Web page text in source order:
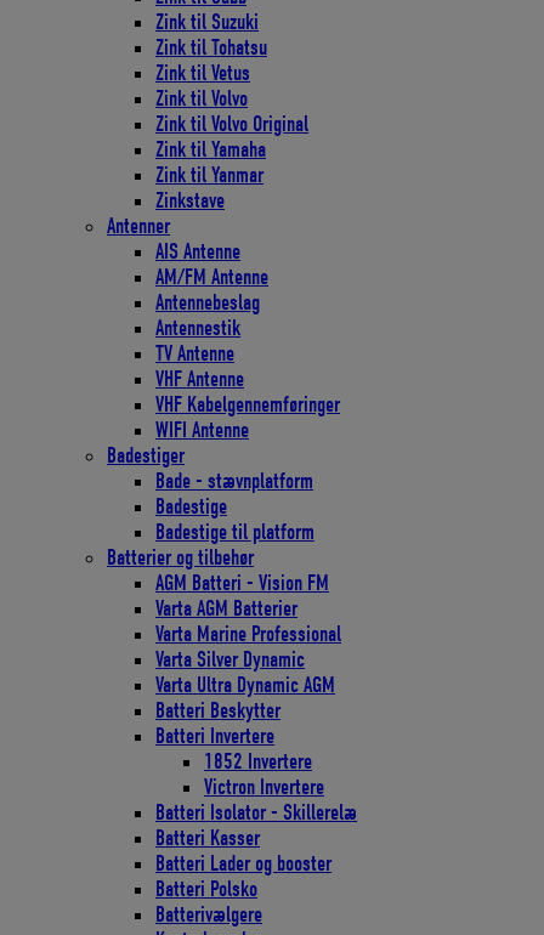
Zink til Suzuki
Zink til Tohatsu
Zink til Vetus
Zink til Volvo
Zink til Volvo Original
Zink til Yamaha
Zink til Yanmar
Zinkstave
Antenner
AIS Antenne
AM/FM Antenne
Antennebeslag
Antennestik
TV Antenne
VHF Antenne
VHF Kabelgennemføringer
WIFI Antenne
Badestiger
Bade - stævnplatform
Badestige
Badestige til platform
Batterier og tilbehør
AGM Batteri - Vision FM
Varta AGM Batterier
Varta Marine Professional
Varta Silver Dynamic
Varta Ultra Dynamic AGM
Batteri Beskytter
Batteri Invertere
1852 Invertere
Victron Invertere
Batteri Isolator - Skillerelæ
Batteri Kasser
Batteri Lader og booster
Batteri Polsko
Batterivælgere